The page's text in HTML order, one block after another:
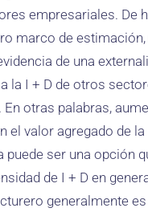
empresariales. De
marco de estimación,
de una
la I + D de otros
otras palabras,
el valor agregado de
puede ser una opción
de I + D en
generalmente